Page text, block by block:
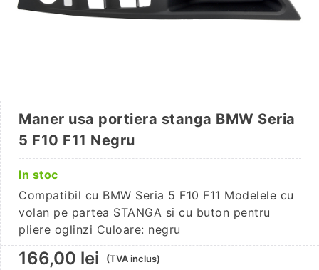
Maner usa portiera stanga BMW Seria
5 F10 F11 Negru
In stoc
Compatibil cu BMW Seria 5 F10 F11 Modelele cu
volan pe partea STANGA si cu buton pentru
pliere oglinzi Culoare: negru
166,00 lei (TVA inclus)